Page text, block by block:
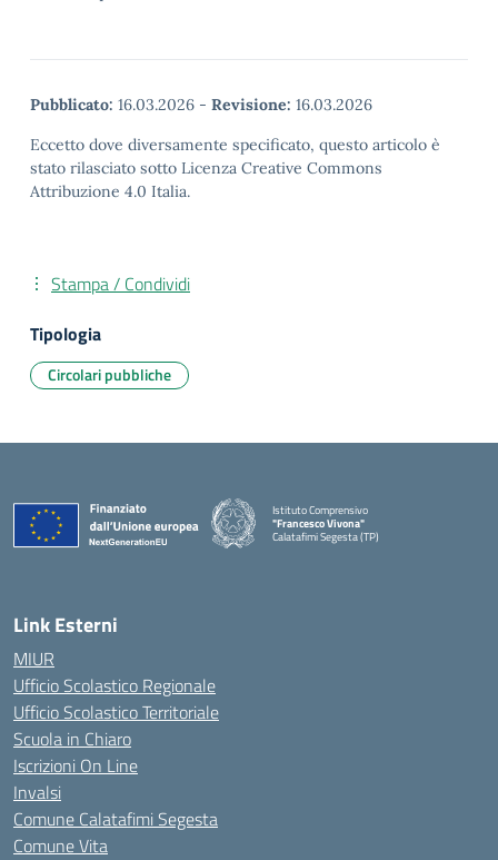
Pubblicato: 16.03.2026 - Revisione: 16.03.2026
Eccetto dove diversamente specificato, questo articolo è
stato rilasciato sotto Licenza Creative Commons
Attribuzione 4.0 Italia.
Stampa / Condividi
Tipologia
Circolari pubbliche
Istituto Comprensivo
"Francesco Vivona"
Calatafimi Segesta (TP)
— Visita la pagina iniziale della scuola
Link Esterni
MIUR
Ufficio Scolastico Regionale
Ufficio Scolastico Territoriale
Scuola in Chiaro
Iscrizioni On Line
Invalsi
Comune Calatafimi Segesta
Comune Vita